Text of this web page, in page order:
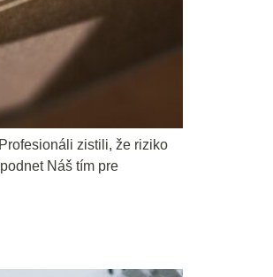
zistili, že riziko
Náš tím pre